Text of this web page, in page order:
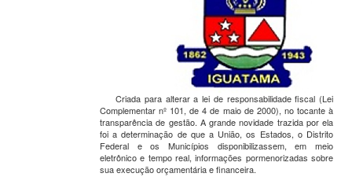
Criada para alterar a lei de responsabilidade fiscal (Lei
Complementar nº 101, de 4 de maio de 2000), no tocante à
transparência de gestão. A grande novidade trazida por ela
foi a determinação de que a União, os Estados, o Distrito
Federal e os Municípios disponibilizassem, em meio
eletrônico e tempo real, informações pormenorizadas sobre
sua execução orçamentária e financeira.